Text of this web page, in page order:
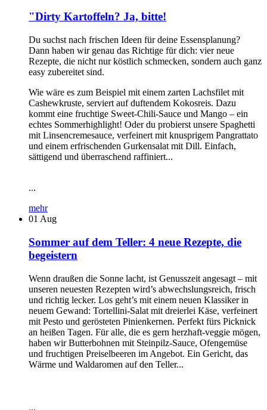
"Dirty Kartoffeln? Ja, bitte!
Du suchst nach frischen Ideen für deine Essensplanung?
Dann haben wir genau das Richtige für dich: vier neue
Rezepte, die nicht nur köstlich schmecken, sondern auch ganz
easy zubereitet sind.
Wie wäre es zum Beispiel mit einem zarten Lachsfilet mit
Cashewkruste, serviert auf duftendem Kokosreis. Dazu
kommt eine fruchtige Sweet-Chili-Sauce und Mango – ein
echtes Sommerhighlight! Oder du probierst unsere Spaghetti
mit Linsencremesauce, verfeinert mit knusprigem Pangrattato
und einem erfrischenden Gurkensalat mit Dill. Einfach,
sättigend und überraschend raffiniert...
...
mehr
01 Aug
Sommer auf dem Teller: 4 neue Rezepte, die
begeistern
Wenn draußen die Sonne lacht, ist Genusszeit angesagt – mit
unseren neuesten Rezepten wird’s abwechslungsreich, frisch
und richtig lecker. Los geht’s mit einem neuen Klassiker in
neuem Gewand: Tortellini-Salat mit dreierlei Käse, verfeinert
mit Pesto und gerösteten Pinienkernen. Perfekt fürs Picknick
an heißen Tagen. Für alle, die es gern herzhaft-veggie mögen,
haben wir Butterbohnen mit Steinpilz-Sauce, Ofengemüse
und fruchtigen Preiselbeeren im Angebot. Ein Gericht, das
Wärme und Waldaromen auf den Teller...
...